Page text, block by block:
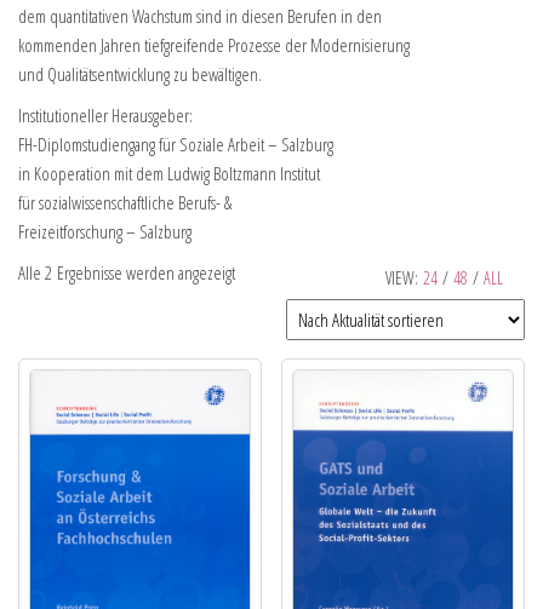
dem quantitativen Wachstum sind in diesen Berufen in den
kommenden Jahren tiefgreifende Prozesse der Modernisierung
und Qualitätsentwicklung zu bewältigen.
Institutioneller Herausgeber:
FH-Diplomstudiengang für Soziale Arbeit – Salzburg
in Kooperation mit dem Ludwig Boltzmann Institut
für sozialwissenschaftliche Berufs- &
Freizeitforschung – Salzburg
VIEW: 24 / 48 / ALL
Alle 2 Ergebnisse werden angezeigt